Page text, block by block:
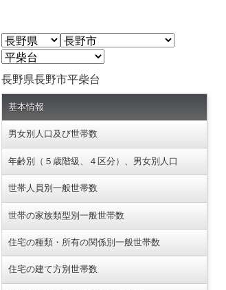
長野県長野市平柴台
基本情報
男女別人口及び世帯数
年齢別（５歳階級、４区分）、男女別人口
世帯人員別一般世帯数
世帯の家族類型別一般世帯数
住宅の種類・所有の関係別一般世帯数
住宅の建て方別世帯数